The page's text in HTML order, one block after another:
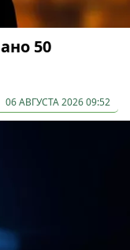
50
06 АВГУСТА 2026 09:52